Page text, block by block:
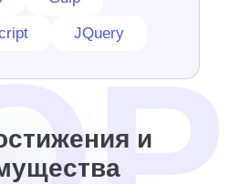
JQuery
и